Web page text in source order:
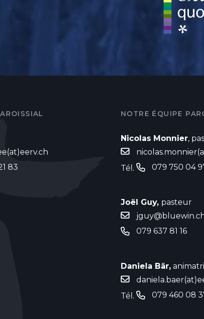
83
NOTRE ÉQUIPE
Nicolas Monnier,
Tél.
079 750 04
Joël Guy, pasteur
079 637 81 16
Daniela Bär,
Tél.
079 460 08